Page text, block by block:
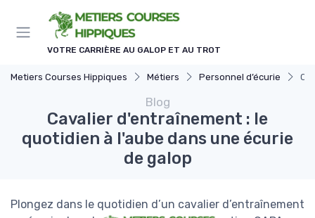
VOTRE CARRIÈRE AU GALOP ET AU TROT
Metiers Courses Hippiques Métiers Personnel d’écurie
Blog
Cavalier d'entraînement : le
quotidien à l'aube dans une écurie
de galop
Plongez dans le quotidien d’un cavalier d’entraînement
Panneau de gestion des cookies